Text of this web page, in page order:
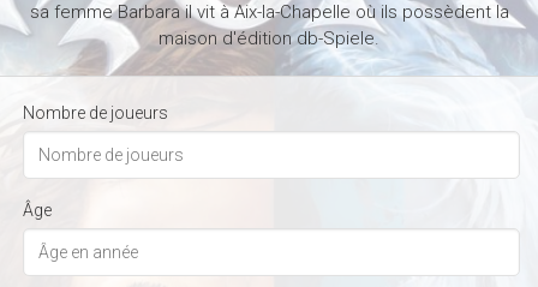
sa femme Barbara il vit à Aix-la-Chapelle où ils possèdent la
maison d'édition db-Spiele.
Nombre de joueurs
Âge